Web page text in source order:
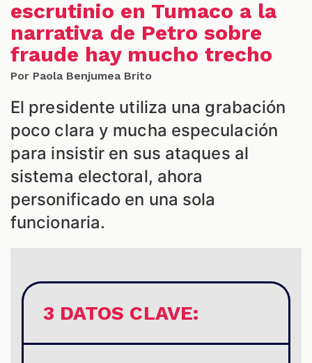
escrutinio en Tumaco a la
narrativa de Petro sobre
fraude hay mucho trecho
Por Paola Benjumea Brito
El presidente utiliza una grabación
poco clara y mucha especulación
para insistir en sus ataques al
sistema electoral, ahora
personificado en una sola
funcionaria.
3 DATOS CLAVE: